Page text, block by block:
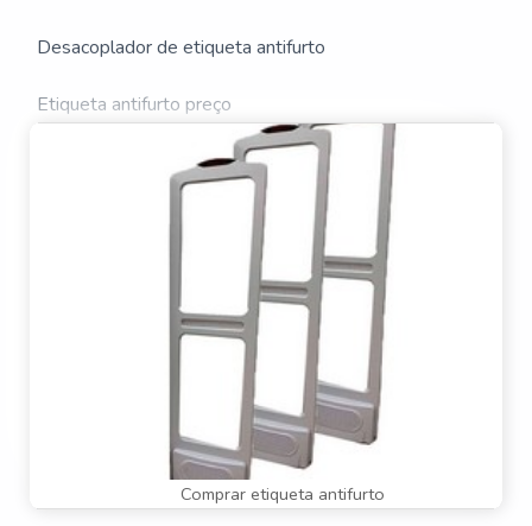
Desacoplador de etiqueta antifurto
Etiqueta antifurto preço
Sensor antifurto para roupas
Sistema antifurto biblioteca preço
Alarme pino anti furto
Antena antifurto para biblioteca
Antena antifurto ultra shield
Antena antifurto valorComprar etiqueta antifurto